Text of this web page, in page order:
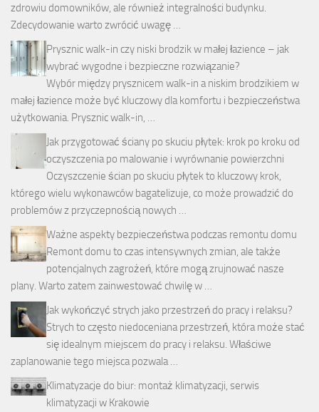
zdrowiu domowników, ale również integralności budynku.
Zdecydowanie warto zwrócić uwagę …
Prysznic walk-in czy niski brodzik w małej łazience – jak
wybrać wygodne i bezpieczne rozwiązanie?
Wybór między prysznicem walk-in a niskim brodzikiem w
małej łazience może być kluczowy dla komfortu i bezpieczeństwa
użytkowania. Prysznic walk-in, …
Jak przygotować ściany po skuciu płytek: krok po kroku od
oczyszczenia po malowanie i wyrównanie powierzchni
Oczyszczenie ścian po skuciu płytek to kluczowy krok,
którego wielu wykonawców bagatelizuje, co może prowadzić do
problemów z przyczepnością nowych …
Ważne aspekty bezpieczeństwa podczas remontu domu
Remont domu to czas intensywnych zmian, ale także
potencjalnych zagrożeń, które mogą zrujnować nasze
plany. Warto zatem zainwestować chwilę w …
Jak wykończyć strych jako przestrzeń do pracy i relaksu?
Strych to często niedoceniana przestrzeń, która może stać
się idealnym miejscem do pracy i relaksu. Właściwe
zaplanowanie tego miejsca pozwala …
Klimatyzacje do biur: montaż klimatyzacji, serwis
klimatyzacji w Krakowie